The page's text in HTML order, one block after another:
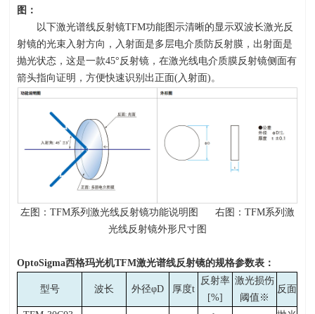
图：
以下激光谱线反射镜TFM功能图示清晰的显示双波长激光反
射镜的光束入射方向，入射面是多层电介质防反射膜，出射面是
抛光状态，这是一款45°反射镜，在激光线电介质膜反射镜侧面有
箭头指向证明，方便快速识别出正面( 入射面) 。
左图： TFM系列激光线反射镜功能说明图 右图： TFM系列激
光线反射镜外形尺寸图
OptoSigma西格玛光机TFM激光谱线反射镜的规格参数表：
型号 波长 外径φD 厚度t
反射率
[%]
激光损伤
阈值※
反面